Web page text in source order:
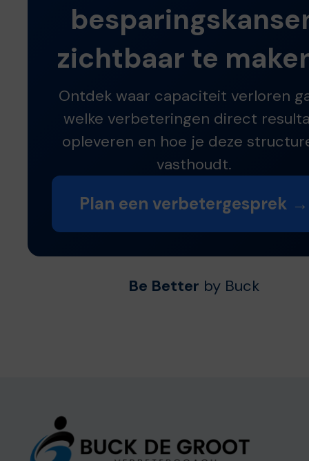
zichtbaar te
Ontdek waar capaciteit verloren
welke verbeteringen direct
opleveren en hoe je deze
vasthoudt.
Plan een verbetergesprek →
Be Better by Buck